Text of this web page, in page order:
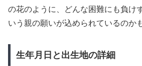
の花のように、どんな困難にも負け
いう親の願いが込められているのか
生年月日と出生地の詳細